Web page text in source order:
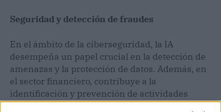
Seguridad y detección de fraudes
En el ámbito de la ciberseguridad, la IA
desempeña un papel crucial en la detección de
amenazas y la protección de datos. Además, en
el sector financiero, contribuye a la
identificación y prevención de actividades
fraudulentas.